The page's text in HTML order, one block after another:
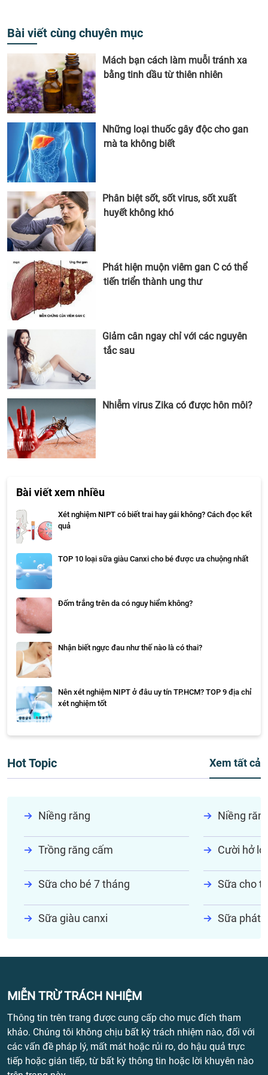
Bài viết cùng chuyên mục
Mách bạn cách làm muỗi tránh xa
bằng tinh dầu từ thiên nhiên
Những loại thuốc gây độc cho gan
mà ta không biết
Phân biệt sốt, sốt virus, sốt xuất
huyết không khó
Phát hiện muộn viêm gan C có thể
tiến triển thành ung thư
Giảm cân ngay chỉ với các nguyên
tắc sau
Nhiễm virus Zika có được hôn môi?
Bài viết xem nhiều
Xét nghiệm NIPT có biết trai hay gái không? Cách đọc kết
quả
TOP 10 loại sữa giàu Canxi cho bé được ưa chuộng nhất
Đốm trắng trên da có nguy hiểm không?
Nhận biết ngực đau như thế nào là có thai?
Nên xét nghiệm NIPT ở đâu uy tín TP.HCM? TOP 9 địa chỉ
xét nghiệm tốt
Hot Topic Xem tất cả
Niềng răng Niềng
Trồng răng cấm Cười hở lợi
Sữa cho bé 7 tháng Sữa cho
Sữa giàu canxi Sữa phát
MIỄN TRỪ TRÁCH NHIỆM
Thông tin trên trang được cung cấp cho mục đích tham
khảo. Chúng tôi không chịu bất kỳ trách nhiệm nào, đối với
các vấn đề pháp lý, mất mát hoặc rủi ro, do hậu quả trực
tiếp hoặc gián tiếp, từ bất kỳ thông tin hoặc lời khuyên nào